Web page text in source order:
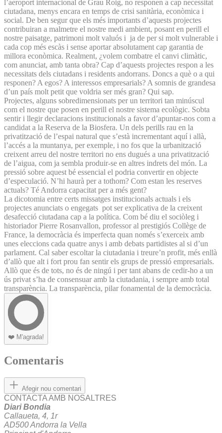
l’aeroport internacional de Grau Roig, no responen a cap necessitat
ciutadana, menys encara en temps de crisi sanitària, econòmica i
social. De ben segur que els més importants d’aquests projectes
contribuiran a malmetre el nostre medi ambient, posant en perill el
nostre paisatge, patrimoni molt valuós i ja de per si molt vulnerable i
cada cop més escàs i sense aportar absolutament cap garantia de
millora econòmica. Realment, ¿volem combatre el canvi climàtic,
com anunciat, amb tanta obra? Cap d’aquests projectes respon a les
necessitats dels ciutadans i residents andorrans. Doncs a què o a qui
responen? A egos? A interessos empresarials? A somnis de grandesa
d’un país molt petit que voldria ser més gran? Qui sap.
Projectes, alguns sobredimensionats per un territori tan minúscul
com el nostre que posen en perill el nostre sistema ecològic. Sobta
sentir i llegir declaracions institucionals a favor d’apuntar-nos com a
candidat a la Reserva de la Biosfera. Un dels perills rau en la
privatització de l’espai natural que s’està incrementant aquí i allà,
l’accés a la muntanya, per exemple, i no fos que la urbanització
creixent arreu del nostre territori no ens dugués a una privatització
de l’aigua, com ja sembla produir-se en altres indrets del món. La
pressió sobre aquest bé essencial el podria convertir en objecte
d’especulació. N’hi haurà per a tothom? Com estan les reserves
actuals? Té Andorra capacitat per a més gent?
La dicotomia entre certs missatges institucionals actuals i els
projectes anunciats o engegats pot ser explicativa de la creixent
desafecció ciutadana cap a la política. Com bé diu el sociòleg i
historiador Pierre Rosanvallon, professor al prestigiós Collège de
France, la democràcia és imperfecta quan només s’exerceix amb
unes eleccions cada quatre anys i amb debats partidistes al si d’un
parlament. Cal saber escoltar la ciutadania i treure’n profit, més enllà
d’allò que alt i fort prou fan sentir els grups de pressió empresarials.
Allò que és de tots, no és de ningú i per tant abans de cedir-ho a un
ús privat s’ha de consensuar amb la ciutadania, i sempre amb total
transparència. La transparència, pilar fonamental de la democràcia.
❤️ M'agrada!
Comentaris
Afegir nou comentari
CONTACTA AMB NOSALTRES
Diari Bondia
Callaueta, 4, 1r
AD500 Andorra la Vella